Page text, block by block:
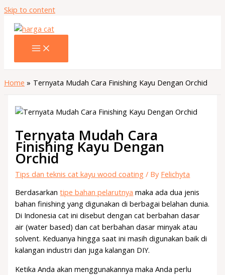
Skip to content
Home Ternyata Mudah Cara Finishing Kayu Dengan Orchid
Ternyata Mudah Cara
Finishing Kayu Dengan
Orchid
Tips dan teknis cat kayu wood coating / By Felichyta
Berdasarkantipe bahan pelarutnya maka ada dua jenis
bahan finishing yang digunakan di berbagai belahan dunia.
Di Indonesia cat ini disebut dengan cat berbahan dasar
air (water based) dan cat berbahan dasar minyak atau
solvent. Keduanya hingga saat ini masih digunakan baik di
kalangan industri dan juga kalangan DIY.
Ketika Anda akan menggunakannya maka Anda perlu